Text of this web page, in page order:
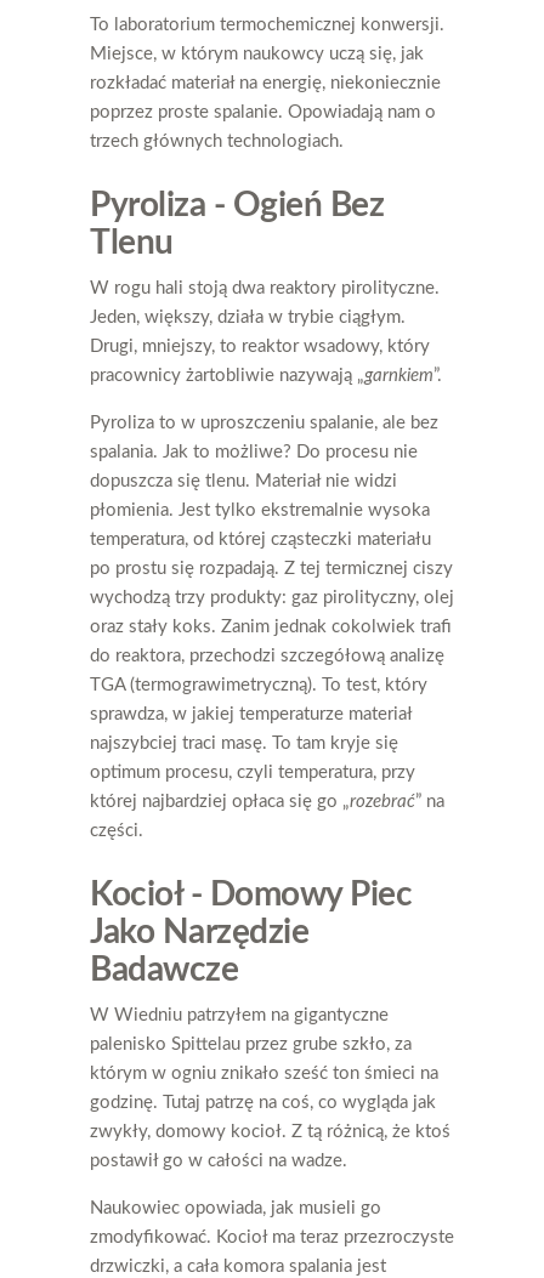
To laboratorium termochemicznej konwersji.
Miejsce, w którym naukowcy uczą się, jak
rozkładać materiał na energię, niekoniecznie
poprzez proste spalanie. Opowiadają nam o
trzech głównych technologiach.
Pyroliza - Ogień Bez
Tlenu
W rogu hali stoją dwa reaktory pirolityczne.
Jeden, większy, działa w trybie ciągłym.
Drugi, mniejszy, to reaktor wsadowy, który
pracownicy żartobliwie nazywają „garnkiem”.
Pyroliza to w uproszczeniu spalanie, ale bez
spalania. Jak to możliwe? Do procesu nie
dopuszcza się tlenu. Materiał nie widzi
płomienia. Jest tylko ekstremalnie wysoka
temperatura, od której cząsteczki materiału
po prostu się rozpadają. Z tej termicznej ciszy
wychodzą trzy produkty: gaz pirolityczny, olej
oraz stały koks. Zanim jednak cokolwiek trafi
do reaktora, przechodzi szczegółową analizę
TGA (termograwimetryczną). To test, który
sprawdza, w jakiej temperaturze materiał
najszybciej traci masę. To tam kryje się
optimum procesu, czyli temperatura, przy
której najbardziej opłaca się go „rozebrać” na
części.
Kocioł - Domowy Piec
Jako Narzędzie
Badawcze
W Wiedniu patrzyłem na gigantyczne
palenisko Spittelau przez grube szkło, za
którym w ogniu znikało sześć ton śmieci na
godzinę. Tutaj patrzę na coś, co wygląda jak
zwykły, domowy kocioł. Z tą różnicą, że ktoś
postawił go w całości na wadze.
Naukowiec opowiada, jak musieli go
zmodyfikować. Kocioł ma teraz przezroczyste
drzwiczki, a cała komora spalania jest